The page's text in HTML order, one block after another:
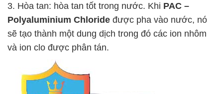
3. Hòa tan: hòa tan tốt trong nước. Khi PAC –
Polyaluminium Chloride được pha vào nước, nó
sẽ tạo thành một dung dịch trong đó các ion nhôm
và ion clo được phân tán.